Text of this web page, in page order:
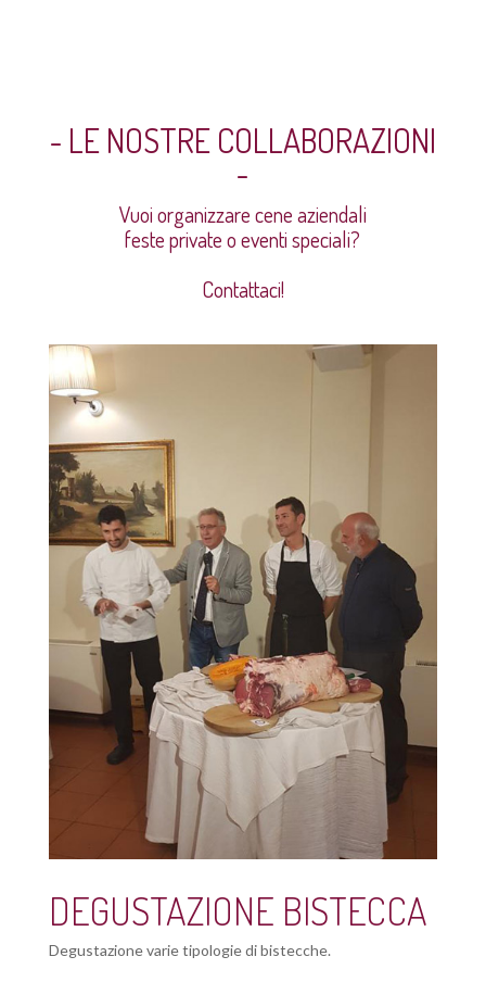
- LE NOSTRE COLLABORAZIONI
-
Vuoi organizzare cene aziendali
feste private o eventi speciali?
Contattaci!
DEGUSTAZIONE BISTECCA
Degustazione varie tipologie di bistecche.